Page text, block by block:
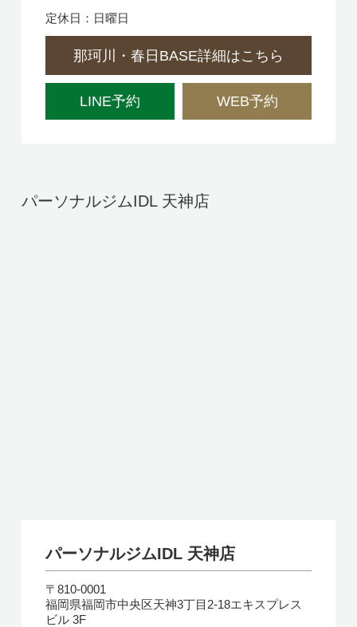
定休日：日曜日
那珂川・春日BASE詳細はこちら
LINE予約 WEB予約
パーソナルジムIDL 天神店
パーソナルジムIDL 天神店
〒810-0001
福岡県福岡市中央区天神3丁目2-18エキスプレス
ビル 3F